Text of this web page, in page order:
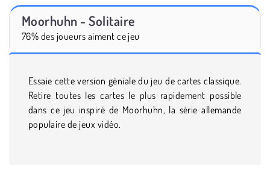
Moorhuhn - Solitaire
76% des joueurs aiment ce jeu
Essaie cette version géniale du jeu de cartes classique.
Retire toutes les cartes le plus rapidement possible
dans ce jeu inspiré de Moorhuhn, la série allemande
populaire de jeux vidéo.